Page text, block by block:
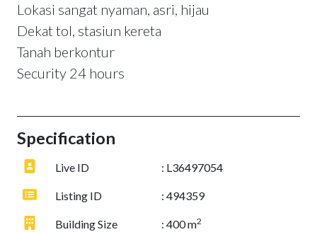
Lokasi sangat nyaman, asri, hijau
Dekat tol, stasiun kereta
Tanah berkontur
Security 24 hours
Specification
Live ID : L36497054
Listing ID : 494359
Building Size : 400 m2